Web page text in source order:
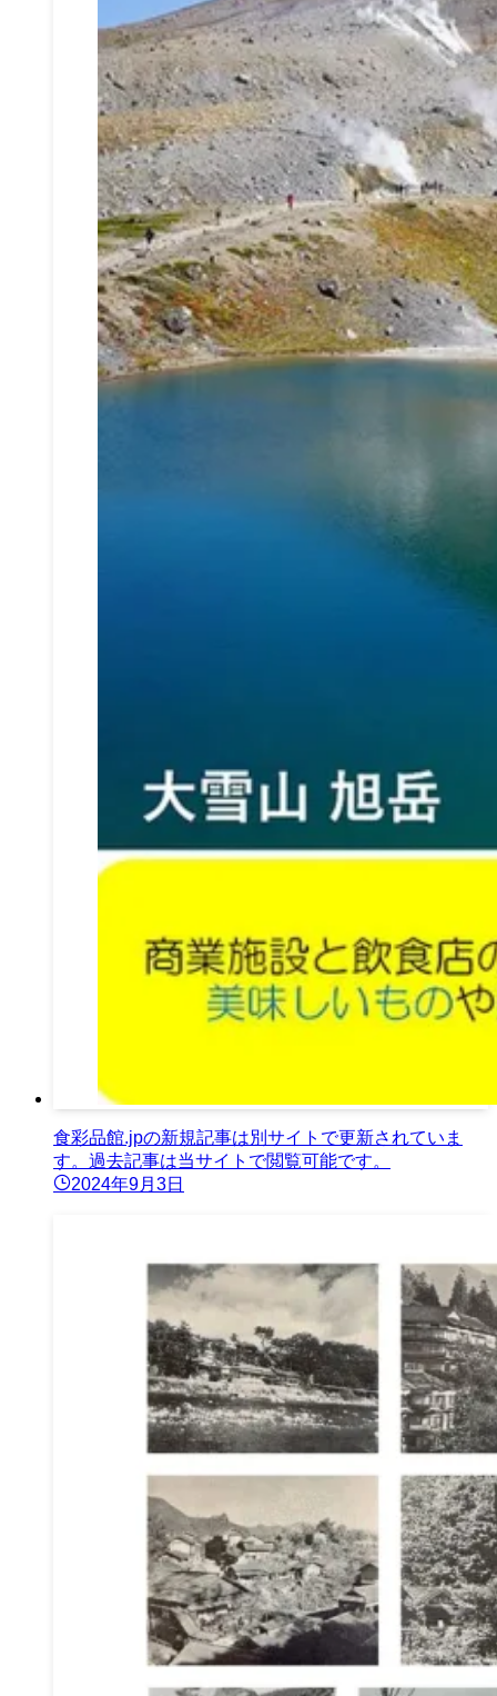
食彩品館.jpの新規記事は別サイトで更新されていま
す。過去記事は当サイトで閲覧可能です。
2024年9月3日